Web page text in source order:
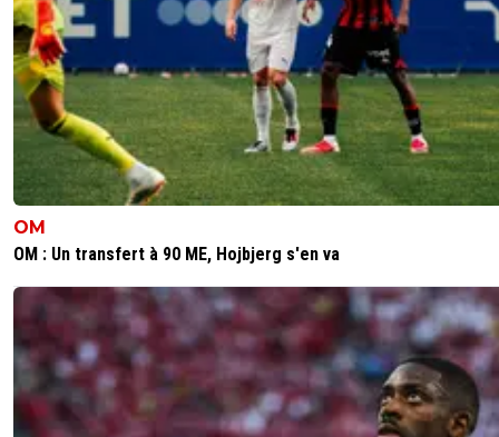
sonnygoal 20 mars 2019 à 12:52
Le memphis français
0+ Répondre
parisforever 20 mars 2019 à 12:37 792
C'la tombe bien , le Bayern n'a fait que 1/8 éme de
clubs anglais pour Pépé donc chercherons moins cher
0 Répondre
canderous91 20 mars 2019 à 14:26 0
J'allais écrire la même chose ^^
OM
OM : Un transfert à 90 ME, Hojbjerg s'en va